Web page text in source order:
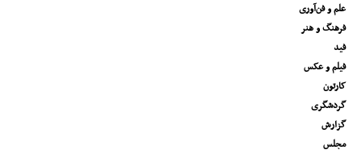
علم و فن‌آوری
فرهنگ و هنر
فید
فیلم و عکس
کارتون
گردشگری
گزارش
مجلس